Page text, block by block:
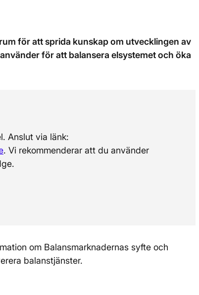
för att sprida kunskap om utvecklingen av
för att balansera elsystemet och öka
Anslut via länk:
. Vi rekommenderar att du använder
om Balansmarknadernas syfte och
balanstjänster.